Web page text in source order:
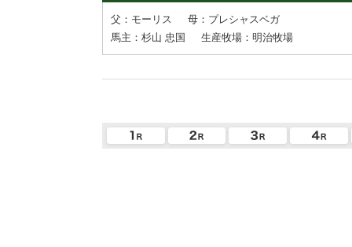
父：モーリス
母：プレシャスベガ
馬主：杉山 忠国
生産牧場：明治牧場